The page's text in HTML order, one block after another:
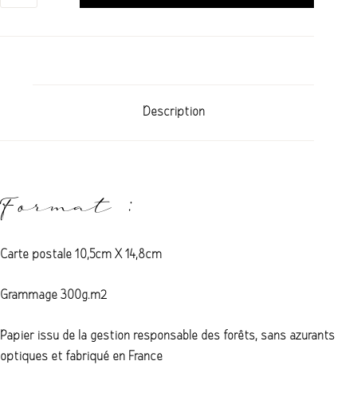
Description
Format :
Carte postale 10,5cm X 14,8cm
Grammage 300g.m2
Papier issu de la gestion responsable des forêts, sans azurants
optiques et fabriqué en France